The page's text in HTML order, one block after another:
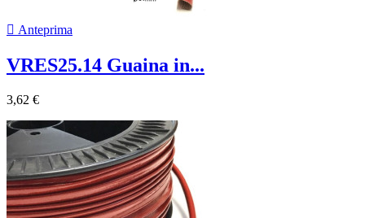
 Anteprima
VRES25.14 Guaina in...
3,62 €